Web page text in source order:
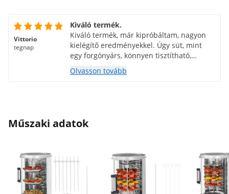
Vittorio
tegnap
Kiváló termék.
Kiváló termék, már kipróbáltam, nagyon
kielégítő eredményekkel. Úgy süt, mint
egy forgónyárs, könnyen tisztítható,
könnyű és könnyen szállítható. Emellett
gyönyörű esztétikával rendelkezik, amely
Olvasson tovább
Műszaki adatok